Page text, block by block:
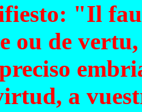
"Il
ou de
a